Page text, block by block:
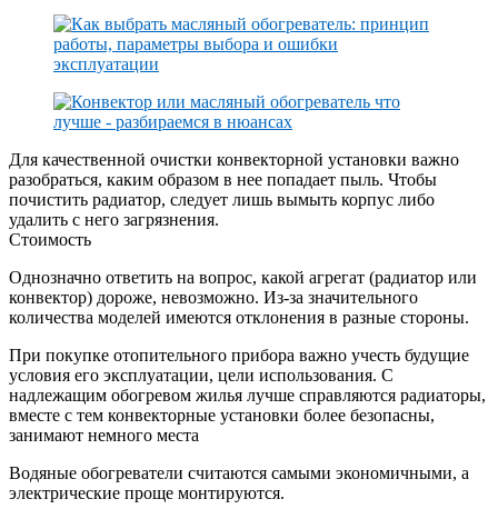
Для качественной очистки конвекторной установки важно
разобраться, каким образом в нее попадает пыль. Чтобы
почистить радиатор, следует лишь вымыть корпус либо
удалить с него загрязнения.
Стоимость
Однозначно ответить на вопрос, какой агрегат (радиатор или
конвектор) дороже, невозможно. Из-за значительного
количества моделей имеются отклонения в разные стороны.
При покупке отопительного прибора важно учесть будущие
условия его эксплуатации, цели использования. С
надлежащим обогревом жилья лучше справляются радиаторы,
вместе с тем конвекторные установки более безопасны,
занимают немного места
Водяные обогреватели считаются самыми экономичными, а
электрические проще монтируются.